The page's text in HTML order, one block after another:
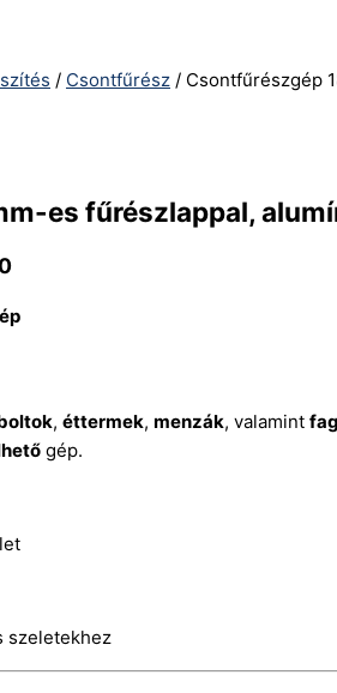
/ Csontfűrész / Csontfűrészgép
es fűrészlappal,
, éttermek, menzák, valamint
gép.
szeletekhez